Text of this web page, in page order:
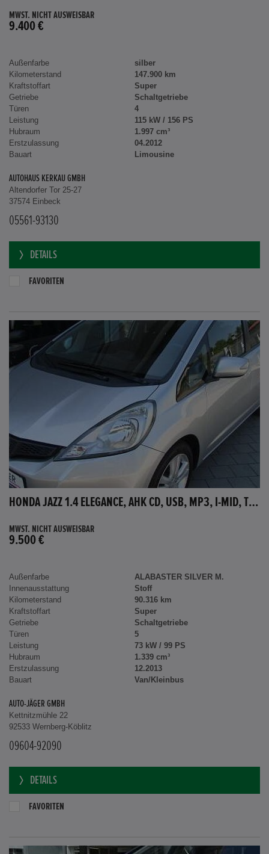
MWST. NICHT AUSWEISBAR
9.400 €
Außenfarbe
silber
Kilometerstand
147.900 km
Kraftstoffart
Super
Getriebe
Schaltgetriebe
Türen
4
Leistung
115 kW / 156 PS
Hubraum
1.997 cm³
Erstzulassung
04.2012
Bauart
Limousine
AUTOHAUS KERKAU GMBH
Altendorfer Tor 25-27
37574 Einbeck
05561-93130
DETAILS
FAVORITEN
HONDA JAZZ 1.4 ELEGANCE, AHK CD, USB, MP3, I-MID, TEMPOMAT, AUX-IN
MWST. NICHT AUSWEISBAR
9.500 €
Außenfarbe
ALABASTER SILVER M.
Innenausstattung
Stoff
Kilometerstand
90.316 km
Kraftstoffart
Super
Getriebe
Schaltgetriebe
Türen
5
Leistung
73 kW / 99 PS
Hubraum
1.339 cm³
Erstzulassung
12.2013
Bauart
Van/Kleinbus
AUTO-JÄGER GMBH
Kettnitzmühle 22
92533 Wernberg-Köblitz
09604-92090
DETAILS
FAVORITEN